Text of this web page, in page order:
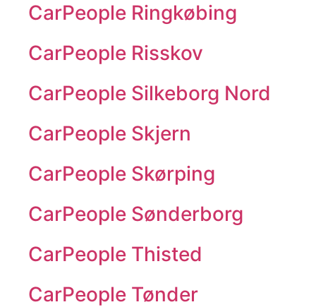
CarPeople Ringkøbing
CarPeople Risskov
CarPeople Silkeborg Nord
CarPeople Skjern
CarPeople Skørping
CarPeople Sønderborg
CarPeople Thisted
CarPeople Tønder